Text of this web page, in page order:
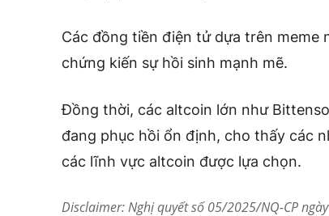
Các đồng tiền điện tử dựa trên meme
chứng kiến ​​sự hồi sinh mạnh mẽ.
Đồng thời, các altcoin lớn như
đang phục hồi ổn định, cho thấy các
các lĩnh vực altcoin được lựa chọn.
Disclaimer: Nghị quyết số 05/2025/NQ-CP